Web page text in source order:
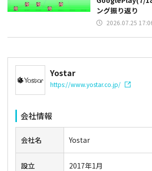
ング振り返り
2026.07.25
Yostar
https://www.yostar.co.jp/
会社情報
会社名 Yostar
設立 2017年1月